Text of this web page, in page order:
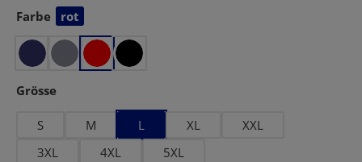
Farbe
auswählen
rot
Grösse
S M L XL
XXL
3XL
4XL 5XL